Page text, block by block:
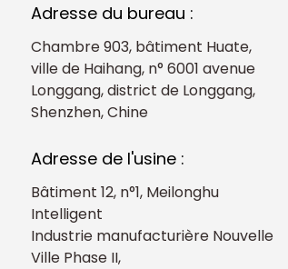
Adresse du bureau :
Chambre 903, bâtiment Huate,
ville de Haihang, n° 6001 avenue
Longgang, district de Longgang,
Shenzhen, Chine
Adresse de l'usine :
Bâtiment 12, n°1, Meilonghu
Intelligent
Industrie manufacturière Nouvelle
Ville Phase II,